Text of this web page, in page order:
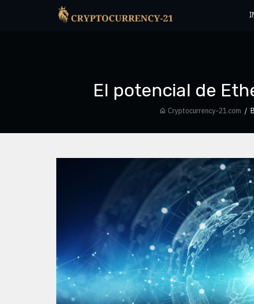
El potencial de
Cryptocurrency-21.com